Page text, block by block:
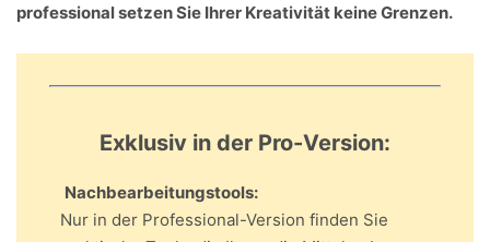
professional setzen Sie Ihrer Kreativität keine Grenzen.
Exklusiv in der Pro-Version:
Nachbearbeitungstools:
Nur in der Professional-Version finden Sie